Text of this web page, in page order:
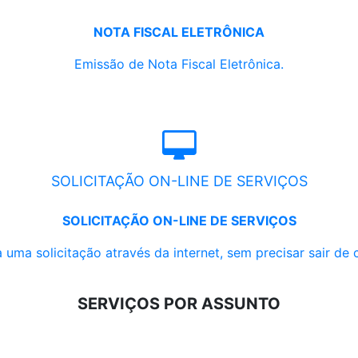
NOTA FISCAL ELETRÔNICA
Emissão de Nota Fiscal Eletrônica.
SOLICITAÇÃO ON-LINE DE SERVIÇOS
SOLICITAÇÃO ON-LINE DE SERVIÇOS
uma solicitação através da internet, sem precisar sair de
SERVIÇOS POR ASSUNTO